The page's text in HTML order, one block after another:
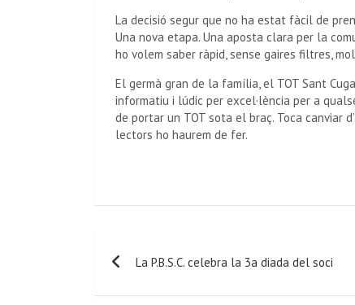
La decisió segur que no ha estat fàcil de
Una nova etapa. Una aposta clara per la
ho volem saber ràpid, sense gaires filtres,
El germà gran de la família, el TOT Sant
informatiu i lúdic per excel·lència per a
de portar un TOT sota el braç. Toca canviar
lectors ho haurem de fer.
La P.B.S.C. celebra la 3a diada del soci